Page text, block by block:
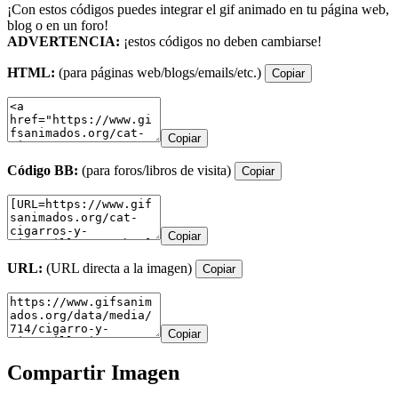
¡Con estos códigos puedes integrar el gif animado en tu página web,
blog o en un foro!
ADVERTENCIA: ¡estos códigos no deben cambiarse!
HTML: (para páginas web/blogs/emails/etc.) Copiar
Copiar
Código BB: (para foros/libros de visita) Copiar
Copiar
URL: (URL directa a la imagen) Copiar
Copiar
Compartir Imagen